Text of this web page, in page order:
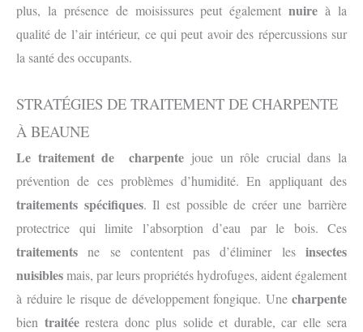
plus, la présence de moisissures peut égalementnuire à la
qualité de l’air intérieur, ce qui peut avoir des répercussions sur
la santé des occupants.
STRATÉGIES DE TRAITEMENT DE CHARPENTE
À BEAUNE
Le traitement de charpente joue un rôle crucial dans la
prévention de ces problèmes d’humidité. En appliquant des
traitements spécifiques. Il est possible de créer une barrière
protectrice qui limite l’absorption d’eau par le bois. Ces
traitements ne se contentent pas d’éliminer les insectes
nuisiblesmais, par leurs propriétés hydrofuges, aident également
à réduire le risque de développement fongique. Une charpente
bien traitéerestera donc plus solide et durable, car elle sera